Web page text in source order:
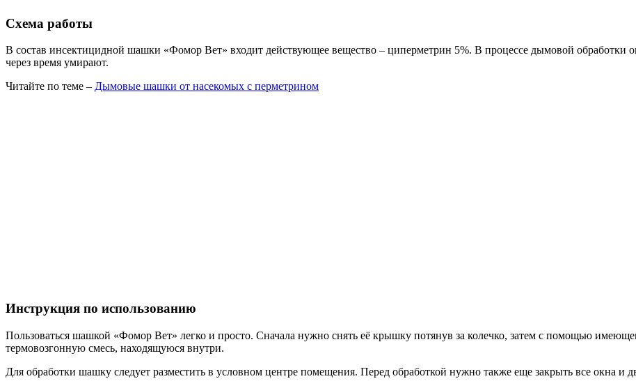
Схема работы
В состав инсектицидной шашки «Фомор Вет» входит действующее вещество – циперметрин 5%. В процессе дымовой обработки
через время умирают.
Читайте по теме – Дымовые шашки от насекомых с перметрином
Инструкция по использованию
Пользоваться шашкой «Фомор Вет» легко и просто. Сначала нужно снять её крышку потянув за колечко, затем с помощью
термовозгонную смесь, находящуюся внутри.
Для обработки шашку следует разместить в условном центре помещения. Перед обработкой нужно также еще закрыть все окна и